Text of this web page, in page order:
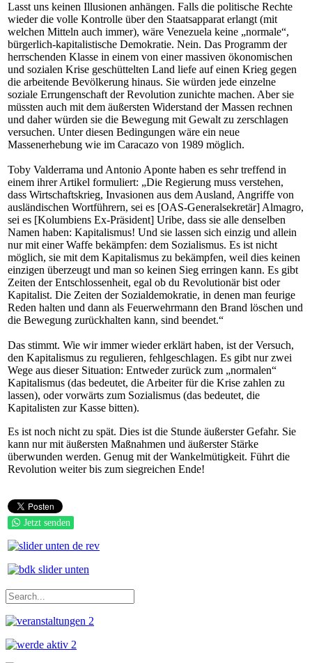
Lasst uns keinen Illusionen anhängen. Falls die politische Rechte
wieder die volle Kontrolle über den Staatsapparat erlangt (mit
welchen Mitteln auch immer), wäre Venezuela keine „normale“,
bürgerlich-kapitalistische Demokratie. Nein. Das Programm der
herrschenden Klasse in einem von einer massiven ökonomischen
und sozialen Krise geschüttelten Land liefe auf einen Krieg gegen
die arbeitende Bevölkerung hinaus. Sie würden jede einzelne
soziale Errungenschaft der Revolution zunichte machen. Aber sie
müssten auch mit dem äußersten Widerstand der Massen rechnen
und daher würden sie die Bewegung mit Gewalt zu zerschlagen
versuchen. Unter diesen Bedingungen wäre ein neue
Massenerhebung wie im Caracazo von 1989 möglich.
Toby Valderrama und Antonio Aponte haben es sehr treffend in
einem ihrer Artikel formuliert: „Die Regierung muss verstehen,
dass Wirtschaftskrieg, Invasionen aus dem Ausland, Angriffe von
ausländischen Wortführern, sei es [OAS-Generalsekretär] Almagro,
sei es [Kolumbiens Ex-Präsident] Uribe, dass sie alle denselben
Namen haben: Kapitalismus! Und sie lassen sich einzig und allein
nur mit einer Waffe bekämpfen: dem Sozialismus. Es ist nicht
möglich, sie mit dem Kapitalismus zu bekämpfen, weil dies keinen
einzigen überzeugt und man so keinen Sieg erringen kann. Es gibt
Zeiten der Entschlossenheit, egal ob du Revolutionär bist oder
Kapitalist. Die Zeiten der Sozialdemokratie, in denen man feurige
Reden halten und dann als Feuerwehrmann den Brand löschen und
die Bewegung zurückhalten kann, sind beendet.“
Das stimmt. Wie wir immer wieder erklärt haben, ist der Versuch,
den Kapitalismus zu regulieren, fehlgeschlagen. Es gibt nur zwei
Wege aus dieser Situation: Entweder zurück zum „normalen“
Kapitalismus (das bedeutet, die Arbeiter für die Krise zahlen zu
lassen), oder vorwärts zum Sozialismus (das bedeutet, die
Kapitalisten zur Kasse bitten).
Es ist noch nicht zu spät. Dies ist die Stunde äußerster Gefahr. Sie
kann nur mit äußersten Maßnahmen und äußerster Stärke
überwunden werden. Genug mit der Wankelmütigkeit. Führt die
Revolution weiter bis zum siegreichen Ende!
Jetzt senden